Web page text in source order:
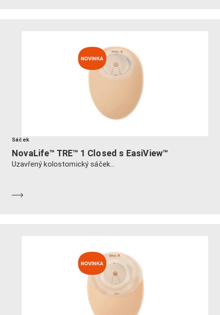
Sáček
NovaLife™ TRE™ 1 Closed s EasiView™
Uzavřený kolostomický sáček...